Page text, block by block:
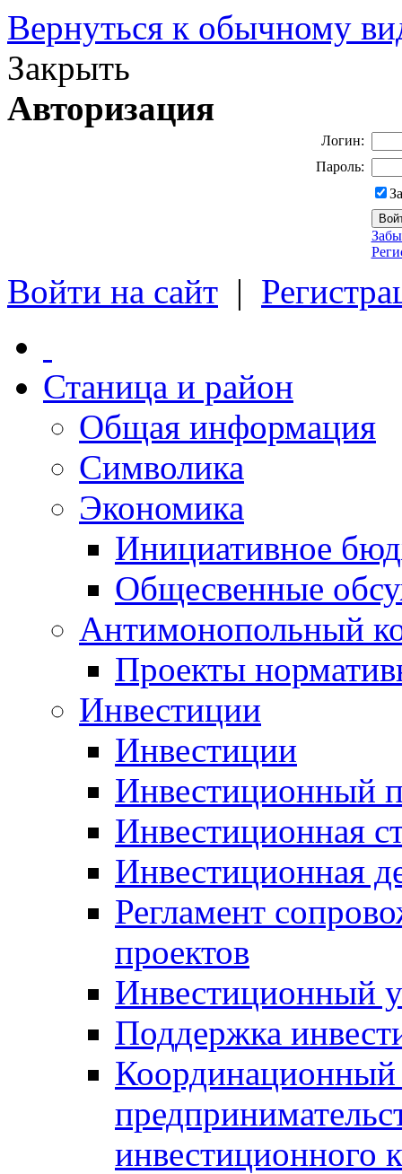
Вернуться к обычному
Закрыть
Авторизация
Логин:
Пароль:
Войти на сайт |
Станица и район
Общая информация
Символика
Экономика
Инициативное
Общесвенные
Антимонопольный
Проекты
Инвестиции
Инвестиции
Инвестиционный
Инвестиционная
Инвестиционная
Регламент
проектов
Инвестиционный
Поддержка
Координационный
инвестиционного